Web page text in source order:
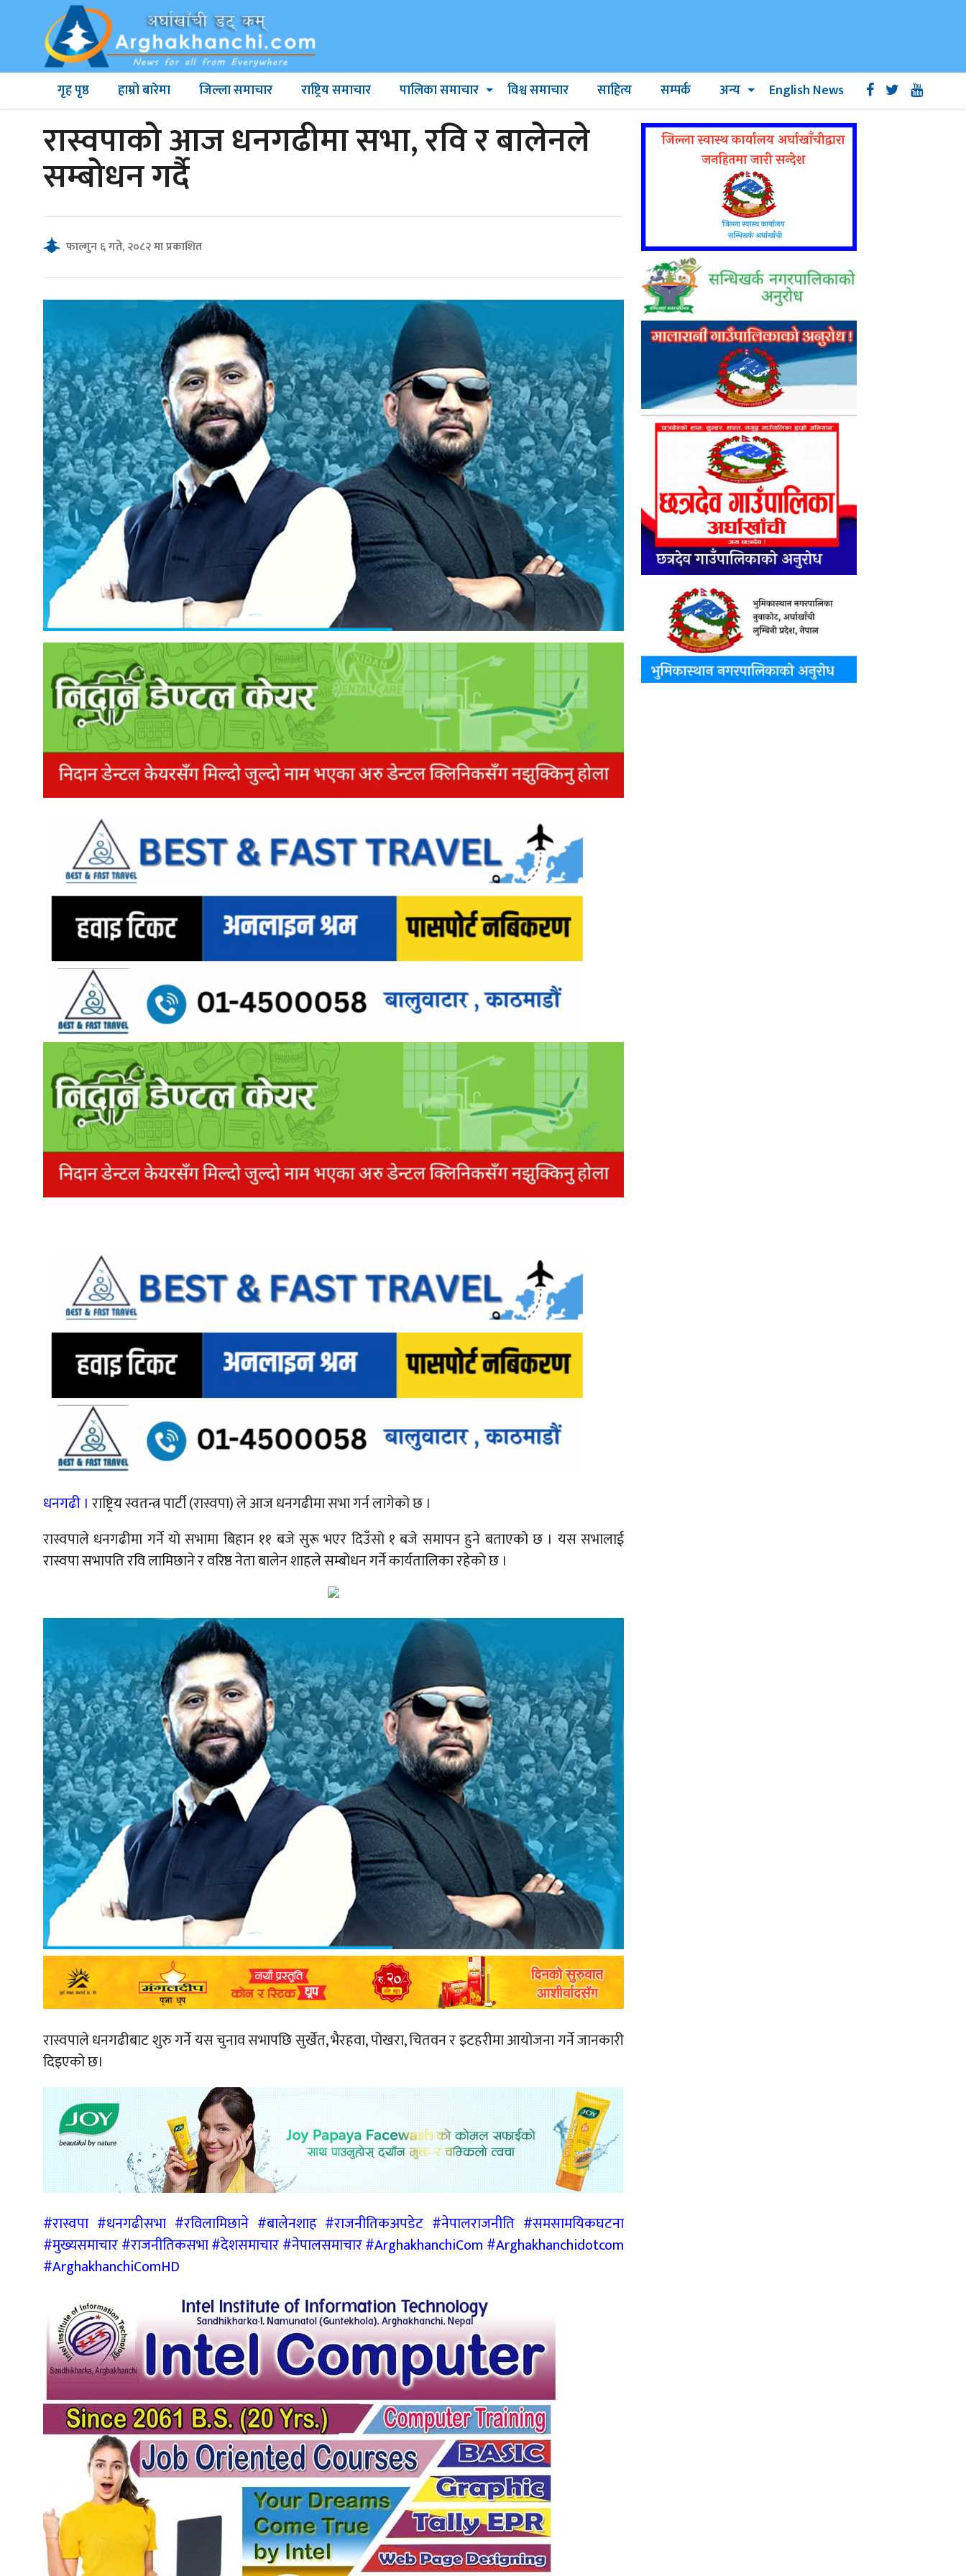
गृह पृष्ठ हाम्रो बारेमा जिल्ला समाचार राष्ट्रिय समाचार पालिका समाचार विश्व समाचार साहित्य सम्पर्क अन्य English News
रास्वपाको आज धनगढीमा सभा, रवि र बालेनले
सम्बोधन गर्दै
फाल्गुन ६ गते, २०८२ मा प्रकाशित
धनगढी । राष्ट्रिय स्वतन्त्र पार्टी (रास्वपा) ले आज धनगढीमा सभा गर्न लागेको छ ।
रास्वपाले धनगढीमा गर्ने यो सभामा बिहान ११ बजे सुरू भएर दिउँसो १ बजे समापन हुने बताएको छ । यस सभालाई
रास्वपा सभापति रवि लामिछाने र वरिष्ठ नेता बालेन शाहले सम्बोधन गर्ने कार्यतालिका रहेको छ ।
रास्वपाले धनगढीबाट शुरु गर्ने यस चुनाव सभापछि सुर्खेत, भैरहवा, पोखरा, चितवन र इटहरीमा आयोजना गर्ने जानकारी
दिइएको छ।
#रास्वपा #धनगढीसभा #रविलामिछाने #बालेनशाह #राजनीतिकअपडेट #नेपालराजनीति #समसामयिकघटना
#मुख्यसमाचार #राजनीतिकसभा #देशसमाचार #नेपालसमाचार #ArghakhanchiCom #Arghakhanchidotcom
#ArghakhanchiComHD